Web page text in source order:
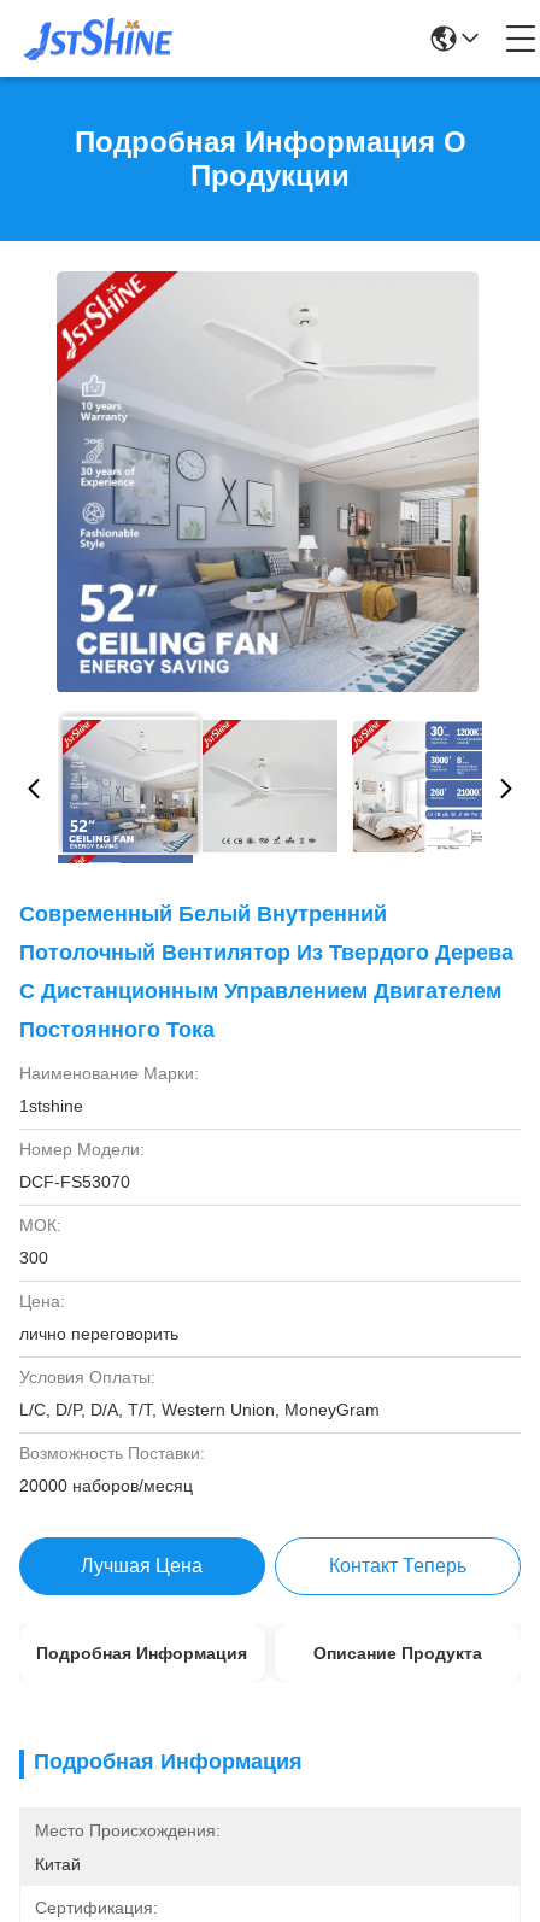
Подробная Информация О
Продукции
Современный Белый Внутренний
Потолочный Вентилятор Из Твердого Дерева
С Дистанционным Управлением Двигателем
Постоянного Тока
Наименование Марки:
1stshine
Номер Модели:
DCF-FS53070
МОК:
300
Цена:
лично переговорить
Условия Оплаты:
L/C, D/P, D/A, T/T, Western Union, MoneyGram
Возможность Поставки:
20000 наборов/месяц
Лучшая Цена Контакт Теперь
Подробная Информация Описание Продукта
Подробная Информация
Место Происхождения:
Китай
Сертификация: